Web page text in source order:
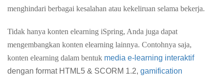
menghindari berbagai kesalahan atau kekeliruan selama bekerja.
Tidak hanya konten elearning iSpring, Anda juga dapat
mengembangkan konten elearning lainnya. Contohnya saja,
konten elearning dalam bentuk media e-learning interaktif
dengan format HTML5 & SCORM 1.2, gamification